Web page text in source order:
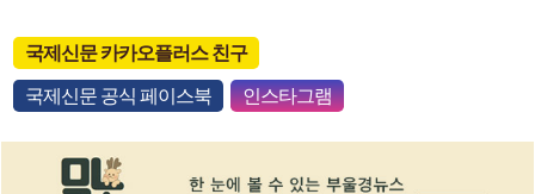
국제신문 카카오플러스 친구
국제신문 공식 페이스북 인스타그램